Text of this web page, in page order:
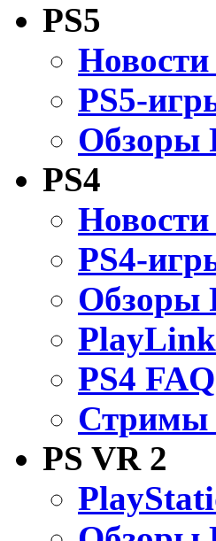
PS5
Новости
PS5-
Обзоры
PS4
Новости
PS4-
Обзоры
PlayLink
PS4 FAQ
Стримы
PS VR 2